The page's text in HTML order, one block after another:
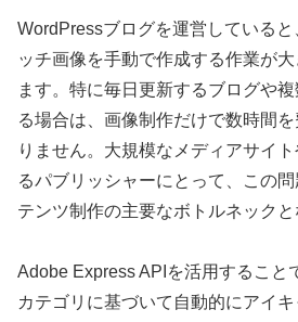
WordPressブログを運営している
ッチ画像を手動で作成する作業が
ます。特に毎日更新するブログや
る場合は、画像制作だけで数時間
りません。大規模なメディアサイ
るパブリッシャーにとって、この
テンツ制作の主要なボトルネックと
Adobe Express APIを活用すること
カテゴリに基づいて自動的にアイ